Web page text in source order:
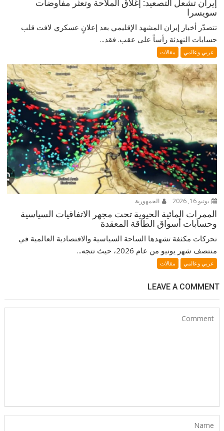
إيران تشعل التصعيد: إغلاق الملاحة وتعثّر مفاوضات
سويسرا
تتصدّر أخبار إيران المشهد الإقليمي بعد إعلانٍ عسكري لافت قلب
حسابات التهدئة رأساً على عقب. فقد...
عربي وعالمي مقالات
يونيو 16, 2026 الجمهورية
الممرات المائية الحيوية تحت مجهر الاتفاقيات السياسية
وحسابات أسواق الطاقة المعقدة
تحركات مكثفة تشهدها الساحة السياسية والاقتصادية العالمية في
منتصف شهر يونيو من عام 2026، حيث تتجه...
عربي وعالمي مقالات
LEAVE A COMMENT